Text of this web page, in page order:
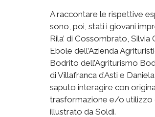
A raccontare le rispettive
sono, poi, stati i giovani
Rila’ di Cossombrato,
Ebole dell’Azienda
Bodrito dell’Agriturismo
di Villafranca d’Asti e
saputo interagire con
trasformazione e/o utilizzo
illustrato da Soldi.